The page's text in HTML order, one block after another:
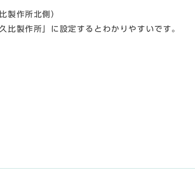
製作所北側）
製作所」に設定するとわかりやすいです。